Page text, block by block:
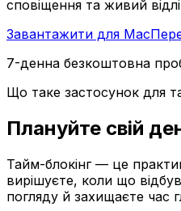
сповіщення та живий
Завантажити для Mac
7-денна безкоштовна
Що таке застосунок для
Плануйте свій
Тайм-блокінг — це
вирішуєте, коли що
погляду й захищаєте час